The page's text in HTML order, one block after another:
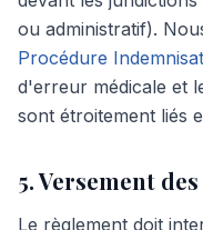
ou administratif).
Procédure
d'erreur médicale et
sont étroitement liés
5. Versement
Le règlement doit